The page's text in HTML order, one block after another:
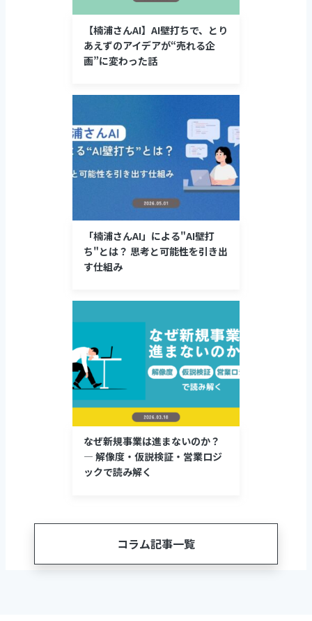
【楠浦さんAI】AI壁打ちで、とり
あえずのアイデアが“売れる企
画”に変わった話
「楠浦さんAI」による"AI壁打
ち"とは？ 思考と可能性を引き出
す仕組み
なぜ新規事業は進まないのか？
― 解像度・仮説検証・営業ロジ
ックで読み解く
コラム記事一覧